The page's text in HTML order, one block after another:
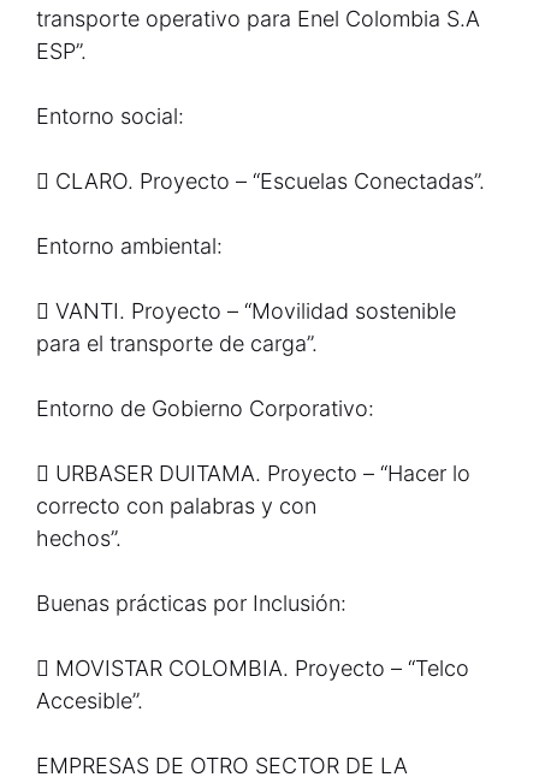
transporte operativo para Enel Colombia S.A
ESP”.
Entorno social:
 CLARO. Proyecto – “Escuelas Conectadas”.
Entorno ambiental:
 VANTI. Proyecto – “Movilidad sostenible
para el transporte de carga”.
Entorno de Gobierno Corporativo:
 URBASER DUITAMA. Proyecto – “Hacer lo
correcto con palabras y con
hechos”.
Buenas prácticas por Inclusión:
 MOVISTAR COLOMBIA. Proyecto – “Telco
Accesible”.
EMPRESAS DE OTRO SECTOR DE LA